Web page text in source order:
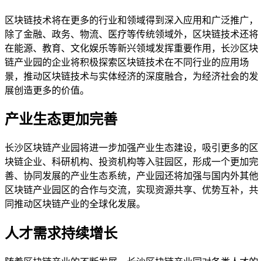
区块链技术将在更多的行业和领域得到深入应用和广泛推广，
除了金融、政务、物流、医疗等传统领域外，区块链技术还将
在能源、教育、文化娱乐等新兴领域发挥重要作用，长沙区块
链产业园的企业将积极探索区块链技术在不同行业的应用场
景，推动区块链技术与实体经济的深度融合，为经济社会的发
展创造更多的价值。
产业生态更加完善
长沙区块链产业园将进一步加强产业生态建设，吸引更多的区
块链企业、科研机构、投资机构等入驻园区，形成一个更加完
善、协同发展的产业生态系统，产业园还将加强与国内外其他
区块链产业园区的合作与交流，实现资源共享、优势互补，共
同推动区块链产业的全球化发展。
人才需求持续增长